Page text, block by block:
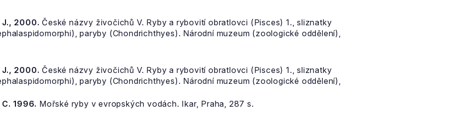
J., 2000. České názvy živočichů V. Ryby a rybovití obratlovci (Pisces) 1., sliznatky
paryby (Chondrichthyes). Národní muzeum (zoologické oddělení),
J., 2000. České názvy živočichů V. Ryby a rybovití obratlovci (Pisces) 1., sliznatky
paryby (Chondrichthyes). Národní muzeum (zoologické oddělení),
1996. Mořské ryby v evropských vodách. Ikar, Praha, 287 s.